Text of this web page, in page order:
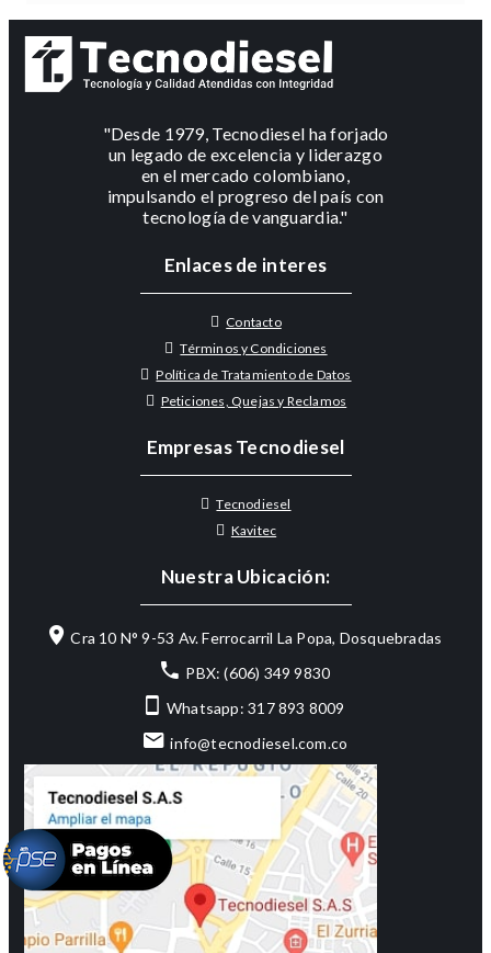
"Desde 1979, Tecnodiesel ha forjado
un legado de excelencia y liderazgo
en el mercado colombiano,
impulsando el progreso del país con
tecnología de vanguardia."
Enlaces de interes
Contacto
Términos y Condiciones
Política de Tratamiento de Datos
Peticiones, Quejas y Reclamos
Empresas Tecnodiesel
Tecnodiesel
Kavitec
Nuestra Ubicación:
Cra 10 N° 9-53 Av. Ferrocarril La Popa, Dosquebradas
PBX: (606) 349 9830
Whatsapp: 317 893 8009
info@tecnodiesel.com.co